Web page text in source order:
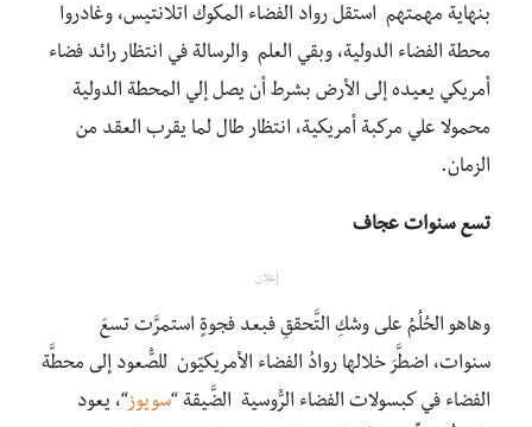
بنهاية مهمتهم استقل رواد الفضاء المكوك اتلانتيس، وغادروا
محطة الفضاء الدولية، وبقي العلم والرسالة في انتظار رائد فضاء
أمريكي يعيده إلى الأرض بشرط أن يصل إلي المحطة الدولية
محمولا علي مركبة أمريكية، انتظار طال لما يقرب العقد من
الزمان.
تسع سنوات عجاف
إعلان
وهاهو الحُلُمُ على وشكِ التَّحققِ فبعد فجوةٍ استمرَّت تسعَ
سنوات، اضطَّرَ خلالها روادُ الفضاء الأمريكيّون للصُّعود إلى محطَّة
الفضاء في كبسولات الفضاء الرُّوسية الضَّيقة “سويوز“، يعود